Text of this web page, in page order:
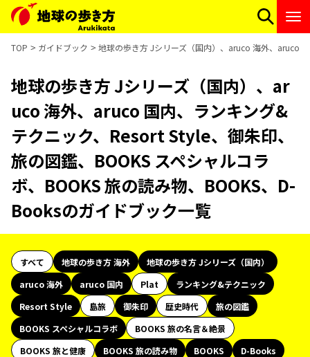
TOP ガイドブック 地球の歩き方 Jシリーズ（国内）、aruco 海外、aruco
地球の歩き方 Jシリーズ（国内）、ar
uco 海外、aruco 国内、ランキング&
テクニック、Resort Style、御朱印、
旅の図鑑、BOOKS スペシャルコラ
ボ、BOOKS 旅の読み物、BOOKS、D-
Booksのガイドブック一覧
すべて 地球の歩き方 海外
地球の歩き方 Jシリーズ（国内）
aruco 海外
aruco 国内 Plat
ランキング&テクニック
Resort Style
島旅 御朱印 歴史時代
旅の図鑑
BOOKS スペシャルコラボ
BOOKS 旅の名言＆絶景
BOOKS 旅と健康
BOOKS 旅の読み物 BOOKS
D-Books